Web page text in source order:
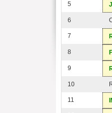
5
6
7
8
9
10
11